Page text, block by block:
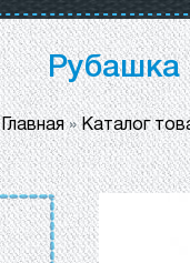
Рубашка
Главная»Каталог